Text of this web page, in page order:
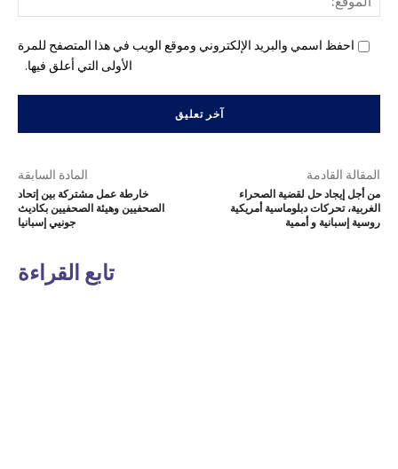
احفظ اسمي والبريد الإلكتروني وموقع الويب في هذا المتصفح للمرة
الأولى التي أعلق فيها.
المادة السابقة
خارطة عمل مشتركة بين إتحاد
الصحفيين وهيئة الصحفيين بكاديث
جونيي إسبانيا
المقالة القادمة
من أجل إيجاد حل لقضية الصحراء
الغربية، تحركات دبلوماسية أمريكية
روسية إسبانية و أممية
تابع القراءة